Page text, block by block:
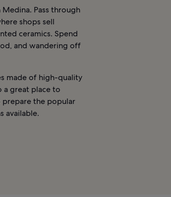
Pass through
shops sell
ceramics. Spend
and wandering off
made of high-quality
a great place to
prepare the popular
available.